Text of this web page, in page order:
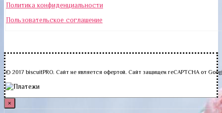
Политика конфиденциальности
Пользовательское соглашение
© 2017 biscuitPRO. Сайт не является офертой. Сайт защищен reCAPTCHA от
×